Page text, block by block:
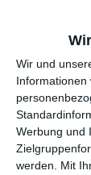
Wir und
Informationen
Werbung und
werden. Mit